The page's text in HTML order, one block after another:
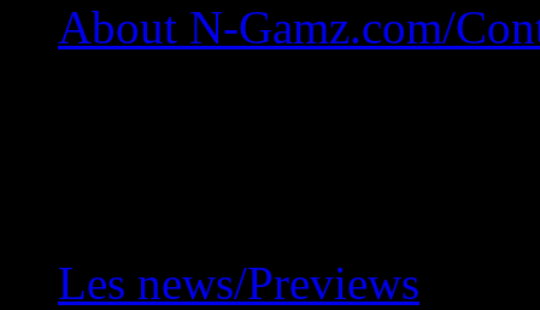
About N-Gamz.com/
Les news/Previews